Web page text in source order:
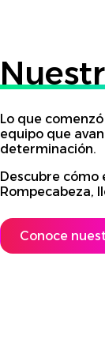
Lo que
equipo que
determinación.
Descubre
Rompecabeza,
Conoce